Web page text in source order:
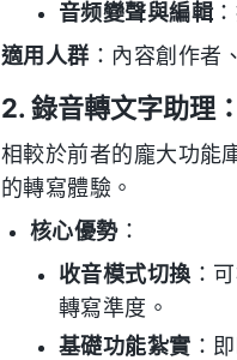
音频變聲與編輯
適用人群 ：內容創作者
2. 錄音轉文字助理
相較於前者的龐大功能
的轉寫體驗。
核心優勢：
收音模式切換 ：
轉寫準度。
基礎功能紮實 ：